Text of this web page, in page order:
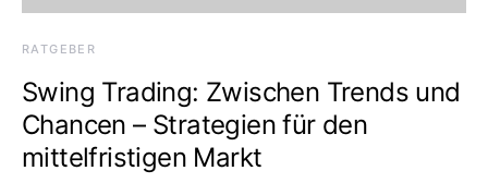
RATGEBER
Swing Trading: Zwischen Trends und
Chancen – Strategien für den
mittelfristigen Markt